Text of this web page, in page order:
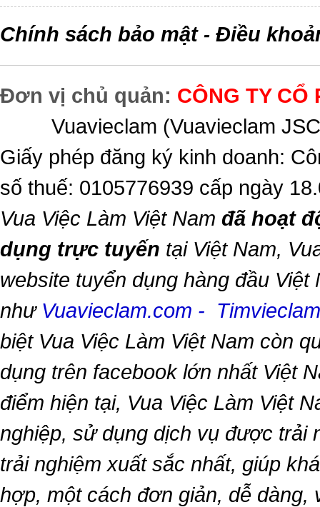
Chính sách bảo mật- Điều
Đơn vị chủ quản: CÔNG TY CỔ
Vuavieclam (Vuavieclam
Giấy phép đăng ký kinh doanh:
số thuế: 0105776939 cấp ngày
Vua Việc Làm Việt Nam đã hoạt
dụng trực tuyến tại Việt Nam,
website tuyển dụng hàng đầu Việt
như Vuavieclam.com -
biệt Vua Việc Làm Việt Nam còn
dụng trên facebook lớn nhất Việt
điểm hiện tại, Vua Việc Làm Việt
nghiệp, sử dụng dịch vụ được trải
trải nghiệm xuất sắc nhất, giúp
hợp, một cách đơn giản, dễ dàng,